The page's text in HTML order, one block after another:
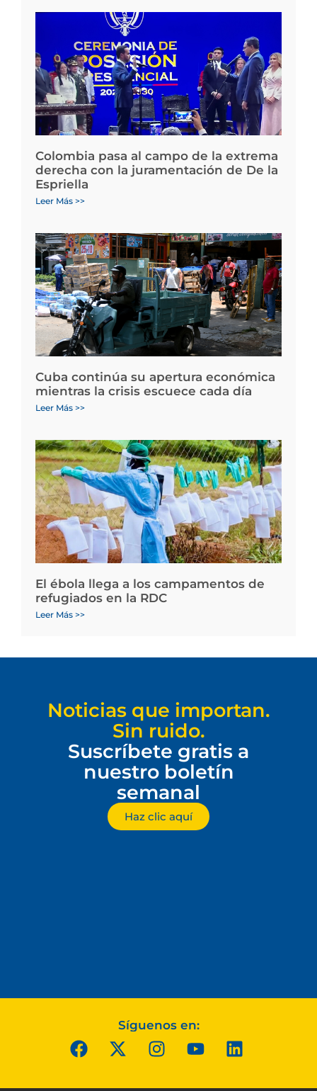
Colombia pasa al campo de la extrema
derecha con la juramentación de De la
Espriella
Leer Más >>
Cuba continúa su apertura económica
mientras la crisis escuece cada día
Leer Más >>
El ébola llega a los campamentos de
refugiados en la RDC
Leer Más >>
Noticias que importan.
Sin ruido.
Suscríbete gratis a
nuestro boletín
semanal
Haz clic aquí
Síguenos en: